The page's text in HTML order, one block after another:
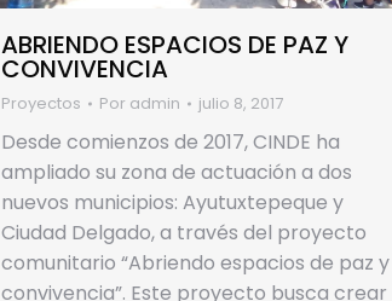
ABRIENDO ESPACIOS DE PAZ Y
CONVIVENCIA
Proyectos Por admin julio 8, 2017
Desde comienzos de 2017, CINDE ha
ampliado su zona de actuación a dos
nuevos municipios: Ayutuxtepeque y
Ciudad Delgado, a través del proyecto
comunitario “Abriendo espacios de paz y
convivencia”. Este proyecto busca crear